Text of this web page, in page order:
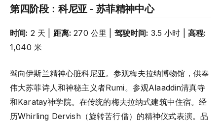
第四阶段：科尼亚 - 苏菲精神中心
时间: 2 天 | 距离: 270 公里 | 驾驶时间: 3.5 小时 |高程:
1,040 米
驾向伊斯兰精神心脏科尼亚。参观梅夫拉纳博物馆，供奉
伟大苏菲诗人和神秘主义者Rumi。参观Alaaddin清真寺
和Karatay神学院。在传统的梅夫拉纳式建筑中住宿。经
历Whirling Dervish（旋转苦行僧）的精神仪式表演。品